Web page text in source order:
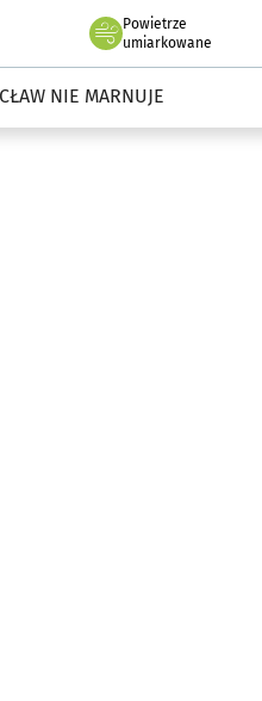
Powietrze
we Wrocławiu
umiarkowane
NIE MARNUJE